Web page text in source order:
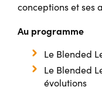
conceptions et ses
Au programme
Le Blended
Le Blended
évolutions